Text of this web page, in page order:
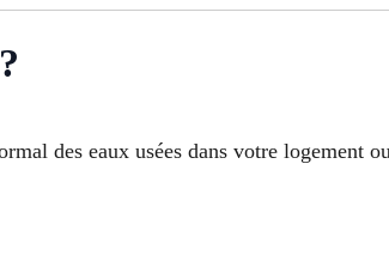
des eaux usées dans votre logement